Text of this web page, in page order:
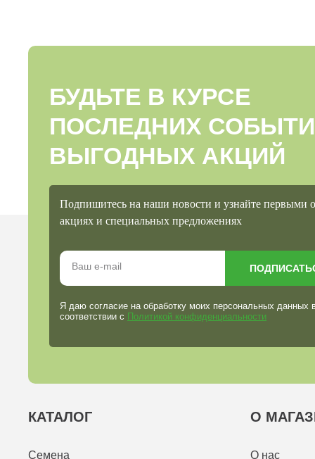
БУДЬТЕ В КУРСЕ
ПОСЛЕДНИХ
ВЫГОДНЫХ АКЦИЙ
Подпишитесь на наши новости и узнайте первыми
акциях и специальных предложениях
Я даю согласие на обработку моих персональных данных
соответствии с Политикой конфиденциальности
КАТАЛОГ
Семена
О
О нас